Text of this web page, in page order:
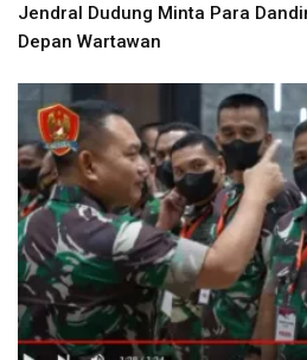
Jendral Dudung Minta Para
Depan Wartawan